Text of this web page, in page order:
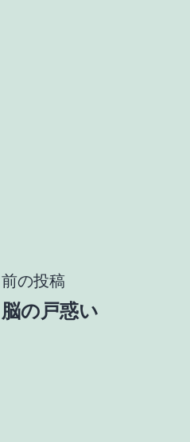
前の投稿
脳の戸惑い